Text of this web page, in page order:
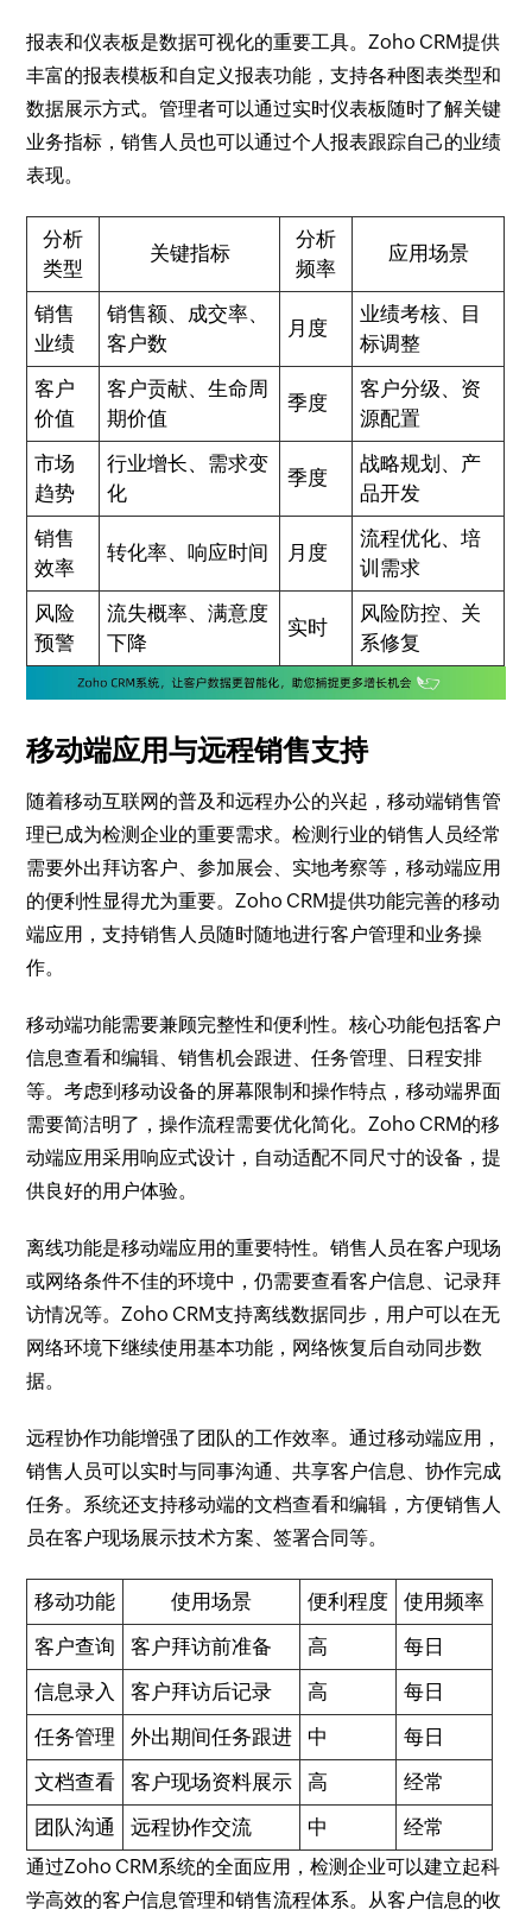
报表和仪表板是数据可视化的重要工具。Zoho CRM提供
丰富的报表模板和自定义报表功能，支持各种图表类型和
数据展示方式。管理者可以通过实时仪表板随时了解关键
业务指标，销售人员也可以通过个人报表跟踪自己的业绩
表现。
分析
类型
关键指标
分析
频率
应用场景
销售
业绩
销售额、成交率、
客户数
月度
业绩考核、目
标调整
客户
价值
客户贡献、生命周
期价值
季度
客户分级、资
源配置
市场
趋势
行业增长、需求变
化
季度
战略规划、产
品开发
销售
效率
转化率、响应时间 月度
流程优化、培
训需求
风险
预警
流失概率、满意度
下降
实时
风险防控、关
系修复
移动端应用与远程销售支持
随着移动互联网的普及和远程办公的兴起，移动端销售管
理已成为检测企业的重要需求。检测行业的销售人员经常
需要外出拜访客户、参加展会、实地考察等，移动端应用
的便利性显得尤为重要。Zoho CRM提供功能完善的移动
端应用，支持销售人员随时随地进行客户管理和业务操
作。
移动端功能需要兼顾完整性和便利性。核心功能包括客户
信息查看和编辑、销售机会跟进、任务管理、日程安排
等。考虑到移动设备的屏幕限制和操作特点，移动端界面
需要简洁明了，操作流程需要优化简化。Zoho CRM的移
动端应用采用响应式设计，自动适配不同尺寸的设备，提
供良好的用户体验。
离线功能是移动端应用的重要特性。销售人员在客户现场
或网络条件不佳的环境中，仍需要查看客户信息、记录拜
访情况等。Zoho CRM支持离线数据同步，用户可以在无
网络环境下继续使用基本功能，网络恢复后自动同步数
据。
远程协作功能增强了团队的工作效率。通过移动端应用，
销售人员可以实时与同事沟通、共享客户信息、协作完成
任务。系统还支持移动端的文档查看和编辑，方便销售人
员在客户现场展示技术方案、签署合同等。
移动功能 使用场景 便利程度
使用频率
客户查询
客户拜访前准备 高
每日
信息录入
客户拜访后记录 高
每日
任务管理
外出期间任务跟进 中
每日
文档查看
客户现场资料展示 高
经常
团队沟通
远程协作交流 中 经常
通过Zoho CRM系统的全面应用，检测企业可以建立起科
学高效的客户信息管理和销售流程体系。从客户信息的收